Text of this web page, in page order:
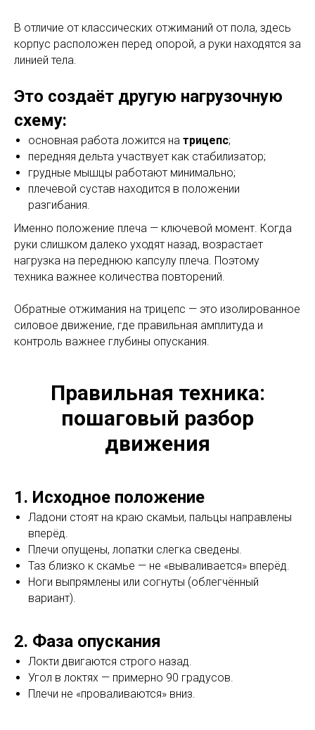
В отличие от классических отжиманий от пола, здесь
корпус расположен перед опорой, а руки находятся за
линией тела.
Это создаёт другую нагрузочную
схему:
основная работа ложится на трицепс;
передняя дельта участвует как стабилизатор;
грудные мышцы работают минимально;
плечевой сустав находится в положении
разгибания.
Именно положение плеча — ключевой момент. Когда
руки слишком далеко уходят назад, возрастает
нагрузка на переднюю капсулу плеча. Поэтому
техника важнее количества повторений.
Обратные отжимания на трицепс — это изолированное
силовое движение, где правильная амплитуда и
контроль важнее глубины опускания.
Правильная техника:
пошаговый разбор
движения
1. Исходное положение
Ладони стоят на краю скамьи, пальцы направлены
вперёд.
Плечи опущены, лопатки слегка сведены.
Таз близко к скамье — не «вываливается» вперёд.
Ноги выпрямлены или согнуты (облегчённый
вариант).
2. Фаза опускания
Локти двигаются строго назад.
Угол в локтях — примерно 90 градусов.
Плечи не «проваливаются» вниз.